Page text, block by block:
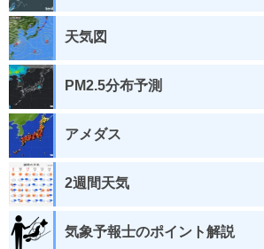
天気図
PM2.5分布予測
アメダス
2週間天気
気象予報士のポイント解説